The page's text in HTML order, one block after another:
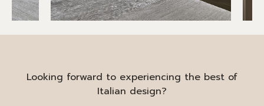
Looking forward to experiencing the best of
Italian design?